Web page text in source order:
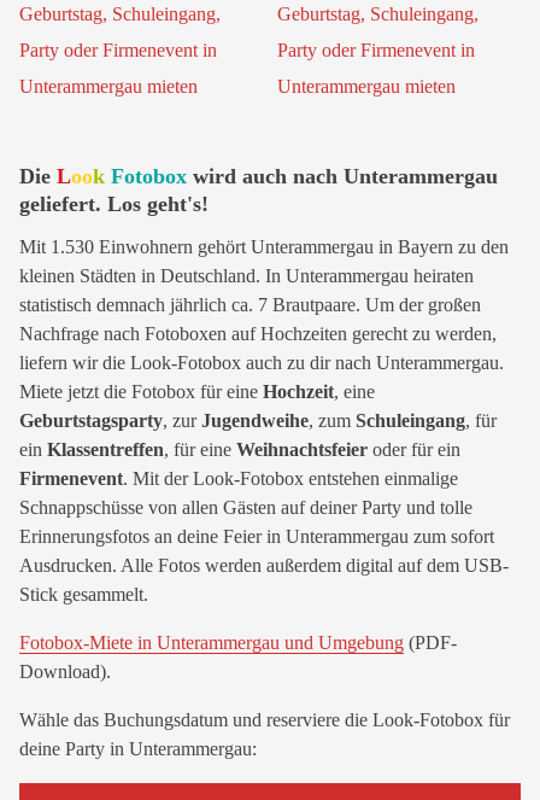
Die Look Fotobox wird auch nach Unterammergau
geliefert. Los geht's!
Mit 1.530 Einwohnern gehört Unterammergau in Bayern zu den
kleinen Städten in Deutschland. In Unterammergau heiraten
statistisch demnach jährlich ca. 7 Brautpaare. Um der großen
Nachfrage nach Fotoboxen auf Hochzeiten gerecht zu werden,
liefern wir die Look-Fotobox auch zu dir nach Unterammergau.
Miete jetzt die Fotobox für eine Hochzeit, eine
Geburtstagsparty, zurJugendweihe, zum Schuleingang, für
ein Klassentreffen, für eine Weihnachtsfeier oder für ein
Firmenevent. Mit der Look-Fotobox entstehen einmalige
Schnappschüsse von allen Gästen auf deiner Party und tolle
Erinnerungsfotos an deine Feier in Unterammergau zum sofort
Ausdrucken. Alle Fotos werden außerdem digital auf dem USB-
Stick gesammelt.
Fotobox-Miete in Unterammergau und Umgebung (PDF-
Download).
Wähle das Buchungsdatum und reserviere die Look-Fotobox für
deine Party in Unterammergau: